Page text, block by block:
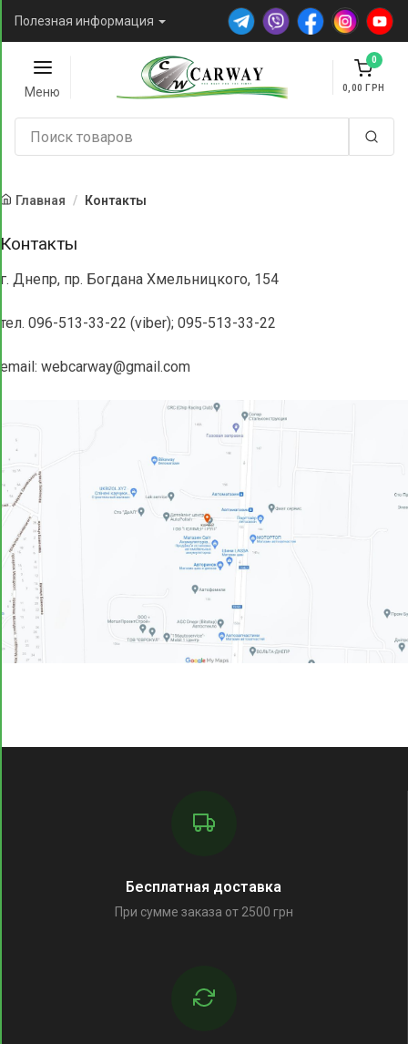
Полезная информация
Меню
0
0,00
Главная Контакты
Контакты
г. Днепр, пр. Богдана Хмельницкого, 154
тел. 096-513-33-22 (viber); 095-513-33-22
email: webcarway@gmail.com
Бесплатная доставка
При сумме заказа от 2500 грн